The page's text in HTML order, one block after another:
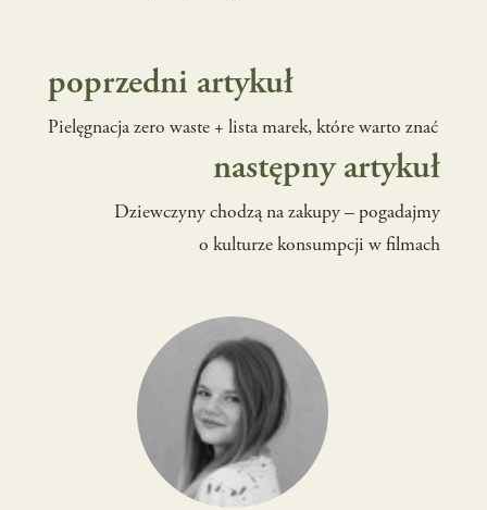
poprzedni artykuł
Pielęgnacja zero waste + lista marek, które warto znać
następny artykuł
Dziewczyny chodzą na zakupy – pogadajmy
o kulturze konsumpcji w filmach